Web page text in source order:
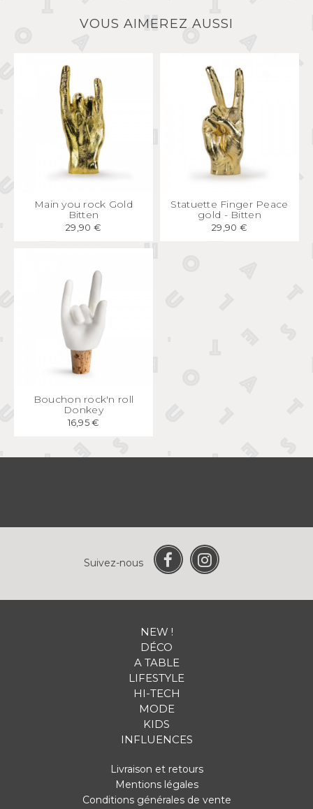
VOUS AIMEREZ AUSSI
APERÇU RAPIDE
Main you rock Gold
Bitten
29,90 €
APERÇU RAPIDE
Statuette Finger Peace
gold - Bitten
29,90 €
APERÇU RAPIDE
Bouchon rock'n roll
Donkey
16,95 €
Suivez-nous
NEW !
DÉCO
A TABLE
LIFESTYLE
HI-TECH
MODE
KIDS
INFLUENCES
Livraison et retours
Mentions légales
Conditions générales de vente